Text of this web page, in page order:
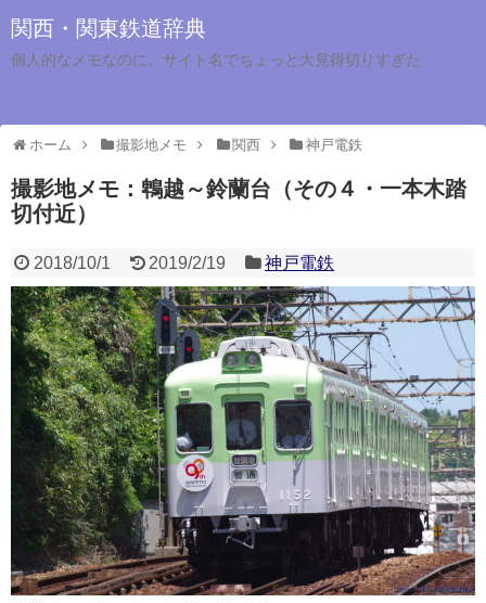
関西・関東鉄道辞典
個人的なメモなのに、サイト名でちょっと大見得切りすぎた
ホーム 撮影地メモ 関西 神戸電鉄
撮影地メモ：鵯越～鈴蘭台（その４・一本木踏
切付近）
2018/10/1 2019/2/19 神戸電鉄